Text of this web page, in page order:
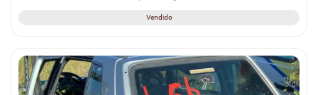
* O ARREMATANTE TERÁ O PRAZO MÁXIMO DE 30
(TRINTA) DIAS ÚTEIS PARA A RETIRADA DOS VEÍCULOS,
* A RETIRADA SERÁ FEITA NAS LOCALIDADES
INDICADOS EM EDITAL;
Vendido